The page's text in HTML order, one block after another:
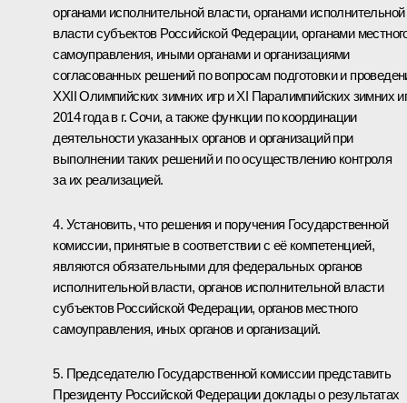
органами исполнительной власти, органами исполнительной
власти субъектов Российской Федерации, органами
самоуправления, иными органами и организациями
согласованных решений по вопросам подготовки и
XXII Олимпийских зимних игр и XI Паралимпийских зимних
2014 года в г. Сочи, а также функции по координации
деятельности указанных органов и организаций при
выполнении таких решений и по осуществлению контроля
за их реализацией.
4. Установить, что решения и поручения Государственной
комиссии, принятые в соответствии с её компетенцией,
являются обязательными для федеральных органов
исполнительной власти, органов исполнительной власти
субъектов Российской Федерации, органов местного
самоуправления, иных органов и организаций.
5. Председателю Государственной комиссии представить
Президенту Российской Федерации доклады о результатах